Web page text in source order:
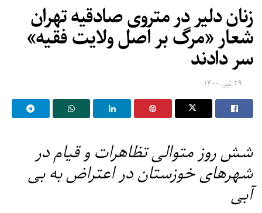
زنان دلیر در متروی صادقیه تهران
شعار «مرگ بر اصل ولایت فقیه»
سر دادند
۲۹ تیر, ۱۴۰۰
شش روز متوالی تظاهرات و قیام در
شهرهای خوزستان در اعتراض به بی
آبی